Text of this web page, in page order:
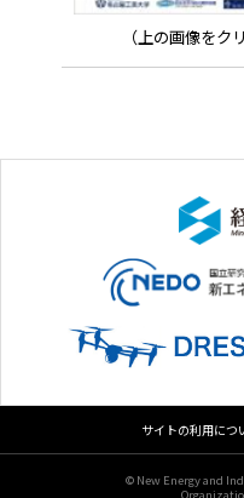
（上の画像をク
サイトの利用につ
© New Energy and